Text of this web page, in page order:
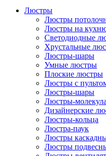
Люстры
Люстры
Люстры на
Светодиодные
Хрустальные
Люстры-шары
Умные люстры
Плоские люстры
Люстры с
Люстры-шары
Люстры-молекула
Дизайнерские
Люстры-кольца
Люстра-паук
Люстры
Люстры